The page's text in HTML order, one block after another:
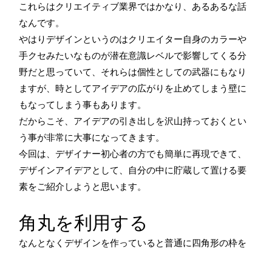
これらはクリエイティブ業界ではかなり、あるあるな話
なんです。
やはりデザインというのはクリエイター自身のカラーや
手クセみたいなものが潜在意識レベルで影響してくる分
野だと思っていて、それらは個性としての武器にもなり
ますが、時としてアイデアの広がりを止めてしまう壁に
もなってしまう事もあります。
だからこそ、アイデアの引き出しを沢山持っておくとい
う事が非常に大事になってきます。
今回は、デザイナー初心者の方でも簡単に再現できて、
デザインアイデアとして、自分の中に貯蔵して置ける要
素をご紹介しようと思います。
角丸を利用する
なんとなくデザインを作っていると普通に四角形の枠を